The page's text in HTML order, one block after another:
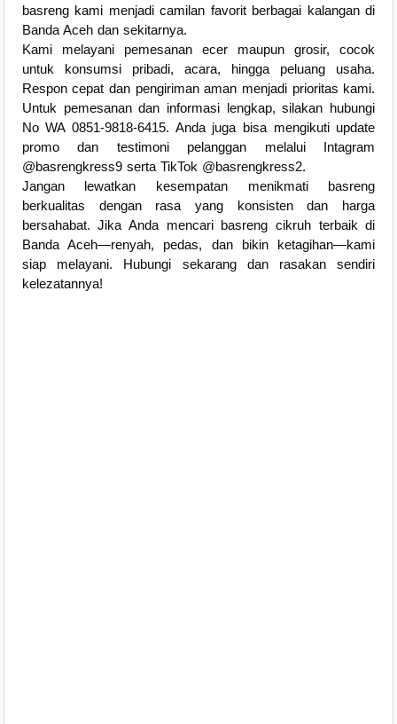
basreng kami menjadi camilan favorit berbagai kalangan di
Banda Aceh dan sekitarnya.
Kami melayani pemesanan ecer maupun grosir, cocok
untuk konsumsi pribadi, acara, hingga peluang usaha.
Respon cepat dan pengiriman aman menjadi prioritas kami.
Untuk pemesanan dan informasi lengkap, silakan hubungi
No WA 0851-9818-6415. Anda juga bisa mengikuti update
promo dan testimoni pelanggan melalui Intagram
@basrengkress9 serta TikTok @basrengkress2.
Jangan lewatkan kesempatan menikmati basreng
berkualitas dengan rasa yang konsisten dan harga
bersahabat. Jika Anda mencari basreng cikruh terbaik di
Banda Aceh—renyah, pedas, dan bikin ketagihan—kami
siap melayani. Hubungi sekarang dan rasakan sendiri
kelezatannya!